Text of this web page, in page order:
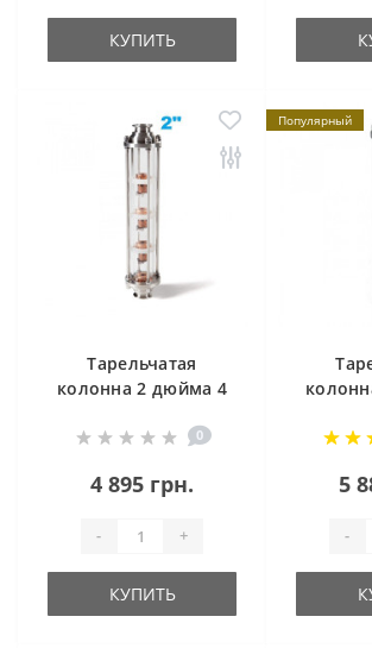
КУПИТЬ
Тарельчатая
колонна 2 дюйма 4
0
4 895 грн.
- +
КУПИТЬ
Популярный
5
-